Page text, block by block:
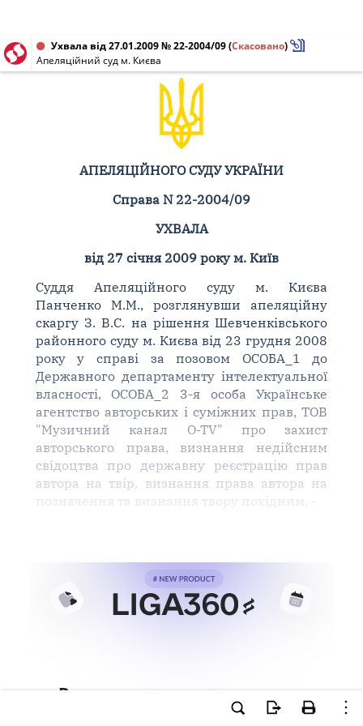
Ухвала від 27.01.2009 № 22-2004/09(Скасовано)
Апеляційний суд м. Києва
АПЕЛЯЦІЙНОГО СУДУ УКРАЇНИ
Справа N 22-2004/09
УХВАЛА
від 27 січня 2009 року м. Київ
Суддя Апеляційного суду м. Києва
Панченко М.М., розглянувши апеляційну
скаргу З. В.С. на рішення Шевченківського
районного суду м. Києва від 23 грудня 2008
року у справі за позовом ОСОБА_1 до
Державного департаменту інтелектуальної
власності, ОСОБА_2 3-я особа Українське
агентство авторських і суміжних прав, ТОВ
"Музичний канал O-TV" про захист
авторського права, визнання недійсним
свідоцтва про державну реєстрацію прав
автора на твір, визнання права автора на
позначення та визнання твору похідним, -
Ви намагаєтесь використати
інструменти для професійної